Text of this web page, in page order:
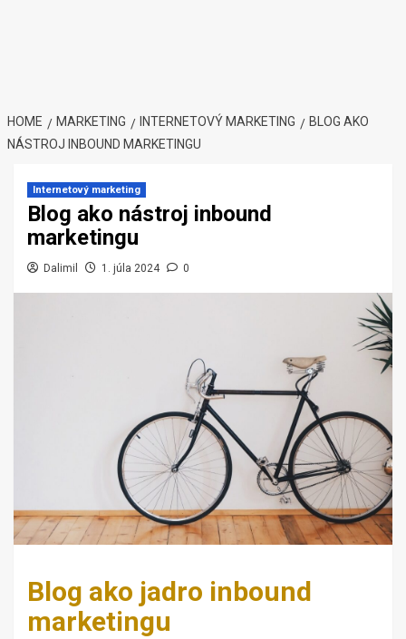
HOME MARKETING INTERNETOVÝ MARKETING
BLOG AKO
NÁSTROJ INBOUND MARKETINGU
Internetový marketing
Blog ako nástroj inbound
marketingu
Dalimil 1. júla 2024 0
Blog ako jadro inbound
marketingu